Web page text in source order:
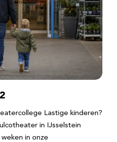
Lastige kinderen?
in IJsselstein
in onze